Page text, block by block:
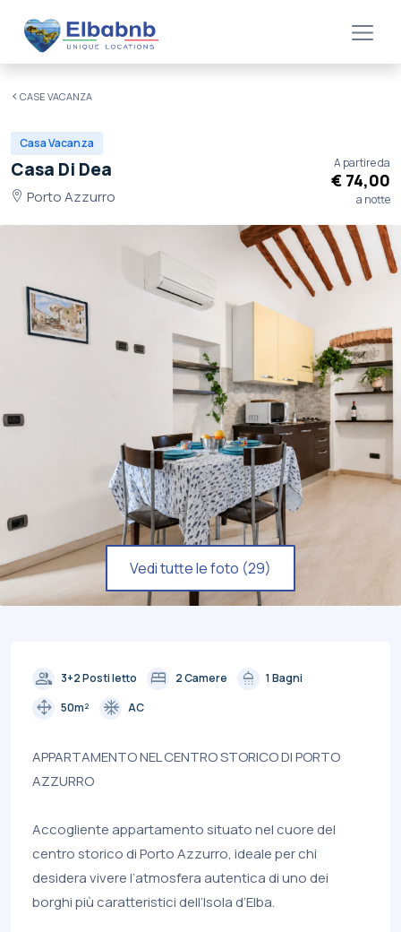
CASE VACANZA
Casa Vacanza
Casa Di Dea
Porto Azzurro
A partire da
€ 74,00
a notte
Vedi tutte le foto (29)
group 3+2 Posti letto bed 2 Camere shower 1 Bagni
drag_pan 50m² ac_unit AC
APPARTAMENTO NEL CENTRO STORICO DI PORTO
AZZURRO
Accogliente appartamento situato nel cuore del
centro storico di Porto Azzurro, ideale per chi
desidera vivere l’atmosfera autentica di uno dei
borghi più caratteristici dell’Isola d’Elba.